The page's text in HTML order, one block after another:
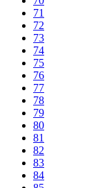
71
72
73
74
75
76
77
78
79
80
81
82
83
84